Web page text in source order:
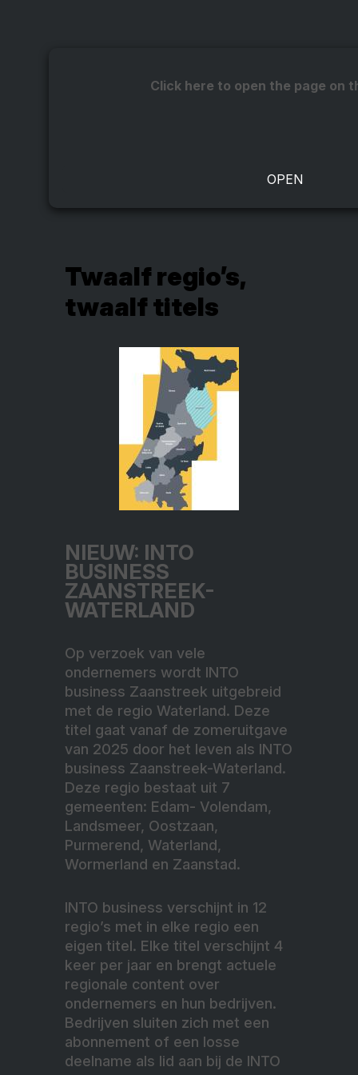
Click here to open the page on
Twaalf regio’s,
twaalf titels
NIEUW: INTO
BUSINESS
ZAANSTREEK-
WATERLAND
Op verzoek van vele
ondernemers wordt INTO
business Zaanstreek uitgebreid
met de regio Waterland. Deze
titel gaat vanaf de zomeruitgave
van 2025 door het leven als INTO
business Zaanstreek-Waterland.
Deze regio bestaat uit 7
gemeenten: Edam- Volendam,
Landsmeer, Oostzaan,
Purmerend, Waterland,
Wormerland en Zaanstad.
INTO business verschijnt in 12
regio’s met in elke regio een
eigen titel. Elke titel verschijnt 4
keer per jaar en brengt actuele
regionale content over
ondernemers en hun bedrijven.
Bedrijven sluiten zich met een
abonnement of een losse
deelname als lid aan bij de INTO